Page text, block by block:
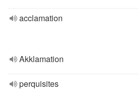
acclamation
Akklamation
perquisites